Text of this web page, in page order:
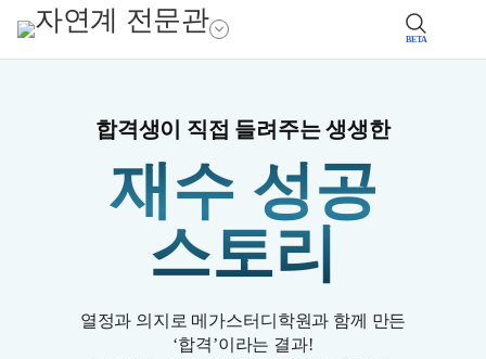
BETA
합격생이 직접 들려주는 생생한
재수 성공
스토리
열정과 의지로 메가스터디학원과 함께 만든
‘합격’이라는 결과!